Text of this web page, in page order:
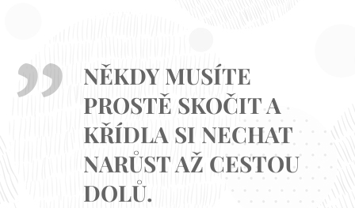
NĚKDY MUSÍTE
PROSTĚ SKOČIT A
KŘÍDLA SI NECHAT
NARŮST AŽ CESTOU
DOLŮ.